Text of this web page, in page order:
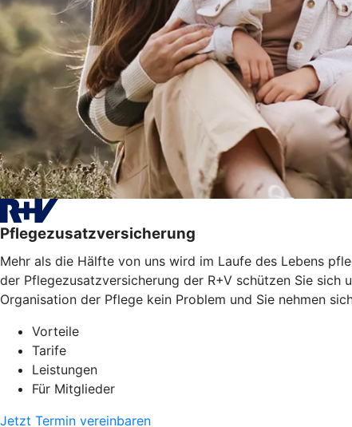
Pflegezusatzversicherung
Mehr als die Hälfte von uns wird im Laufe des Lebens
der Pflegezusatzversicherung der R+V schützen Sie
Organisation der Pflege kein Problem und Sie nehmen
Vorteile
Tarife
Leistungen
Für Mitglieder
Jetzt Termin vereinbaren